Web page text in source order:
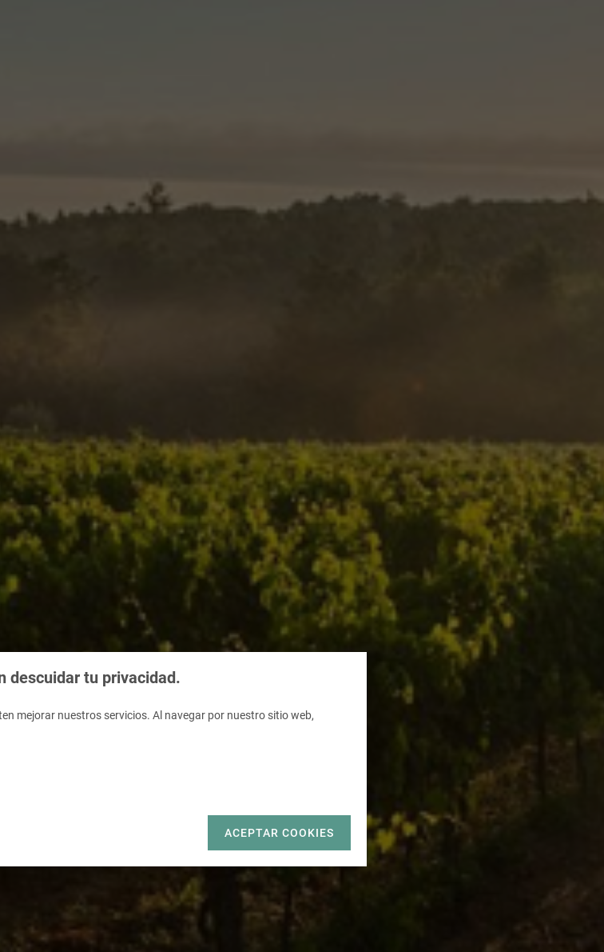
descuidar tu privacidad.
mejorar nuestros servicios. Al navegar por nuestro sitio web,
ACEPTAR COOKIES